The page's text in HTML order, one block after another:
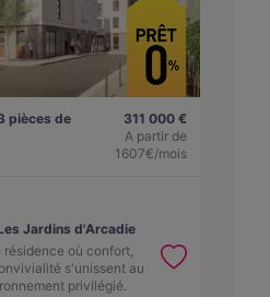
pièces de
311 000 €
A partir de
1607€/mois
Jardins d'Arcadie
où confort,
s'unissent au
privilégié.